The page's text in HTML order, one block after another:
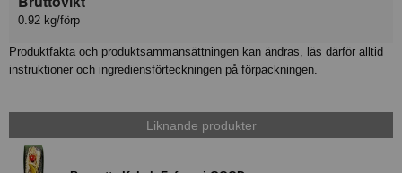
0.92 kg/förp
Produktfakta och produktsammansättningen kan ändras, läs därför alltid
instruktioner och ingrediensförteckningen på förpackningen.
Liknande produkter